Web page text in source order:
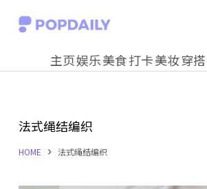
S
o
c
主页娱乐美食打卡美妆穿搭
法式绳结编织
HOME 法式绳结编织